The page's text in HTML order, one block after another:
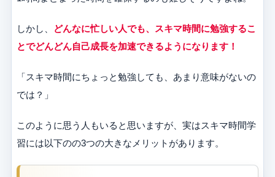
しかし、
どんなに忙しい人でも、スキマ時間に勉強するこ
とでどんどん自己成長を加速できるようになります！
「スキマ時間にちょっと勉強しても、あまり意味がないの
では？」
このように思う人もいると思いますが、実はスキマ時間学
習には以下のの3つの大きなメリットがあります。